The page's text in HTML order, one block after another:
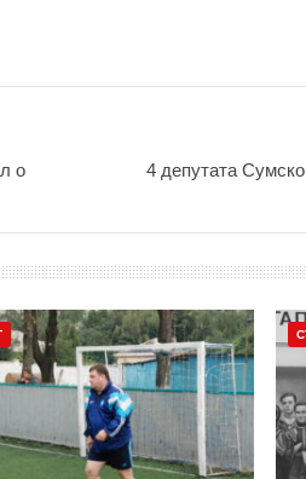
о
4 депутата